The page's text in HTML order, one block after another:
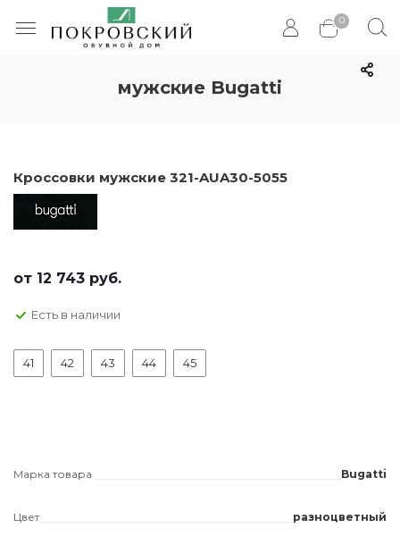
0
мужские Bugatti
Кроссовки мужские 321-AUA30-5055
от 12 743 руб.
Есть в наличии
41 42 43 44 45
Марка товара Bugatti
Цвет разноцветный